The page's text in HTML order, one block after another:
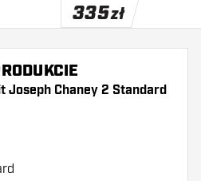
335zł
Joseph Chaney 2 Standard